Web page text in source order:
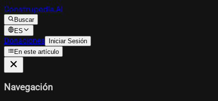
Construpedia.AI
Buscar
ES
Donaciones Iniciar Sesión
En este artículo
Navegación